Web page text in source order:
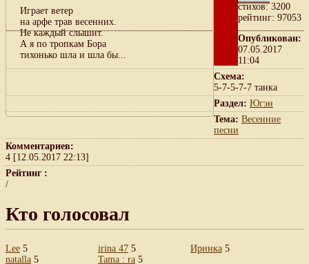
Играет ветер
на арфе трав весенних.
Не каждый слышит.
А я по тропкам Бора
тихонько шла и шла бы...
cтихов: 3200
рейтинг: 97053
Опубликован:
07.05.2017
11:04
Схема:
5-7-5-7-7 танка
Раздел: Югэн
Тема: Весенние
песни
Комментариев:
4 [12.05.2017 22:13]
Рейтинг :
/
Кто голосовал
Lee 5
natalla 5
irina 475
Tama : ra5
Иринка5